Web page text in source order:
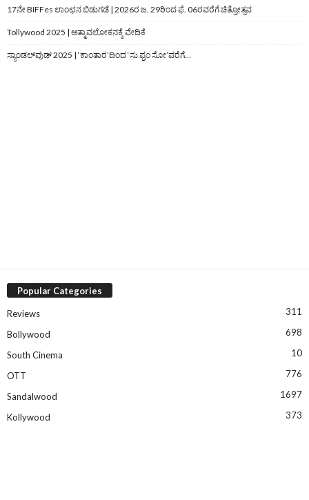
17ನೇ BIFFes ಲಾಂಛನ ಬಿಡುಗಡೆ | 2026ರ ಜ. 29ರಿಂದ ಫೆ. 06ರವರೆಗೆ ಚಿತ್ರೋತ್ಸವ
Tollywood 2025 | ಆತ್ಮಾವಲೋಕನಕ್ಕೆ ವೇದಿಕೆ
ಸ್ಯಾಂಡಲ್‌ವುಡ್‌ 2025 | ‘ಕಾಂತಾರ’ದಿಂದ ‘ಸು ಫ್ರಂ ಸೋ’ವರೆಗೆ…
Popular Categories
Reviews 311
Bollywood 698
South Cinema 10
OTT 776
Sandalwood 1697
Kollywood 373